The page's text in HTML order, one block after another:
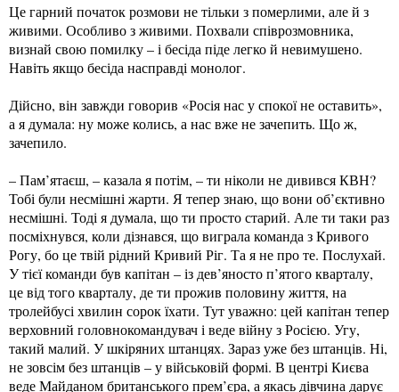
Це гарний початок розмови не тільки з померлими, але й з
живими. Особливо з живими. Похвали співрозмовника,
визнай свою помилку – і бесіда піде легко й невимушено.
Навіть якщо бесіда насправді монолог.
Дійсно, він завжди говорив «Росія нас у спокої не оставить»,
а я думала: ну може колись, а нас вже не зачепить. Що ж,
зачепило.
– Пам’ятаєш, – казала я потім, – ти ніколи не дивився КВН?
Тобі були несмішні жарти. Я тепер знаю, що вони об’єктивно
несмішні. Тоді я думала, що ти просто старий. Але ти таки раз
посміхнувся, коли дізнався, що виграла команда з Кривого
Рогу, бо це твій рідний Кривий Ріг. Та я не про те. Послухай.
У тієї команди був капітан – із дев’яносто п’ятого кварталу,
це від того кварталу, де ти прожив половину життя, на
тролейбусі хвилин сорок їхати. Тут уважно: цей капітан тепер
верховний головнокомандувач і веде війну з Росією. Угу,
такий малий. У шкіряних штанцях. Зараз уже без штанців. Ні,
не зовсім без штанців – у військовій формі. В центрі Києва
веде Майданом британського прем’єра, а якась дівчина дарує